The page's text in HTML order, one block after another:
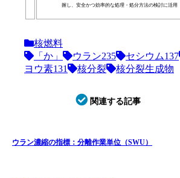
握し、安全かつ効率的な処理・処分方法の検討に活用
核燃料
「か」
ウラン235
セシウム137
ヨウ素131
核分裂 核分裂生成物
関連する記事
ウラン濃縮の指標：分離作業単位（SWU）